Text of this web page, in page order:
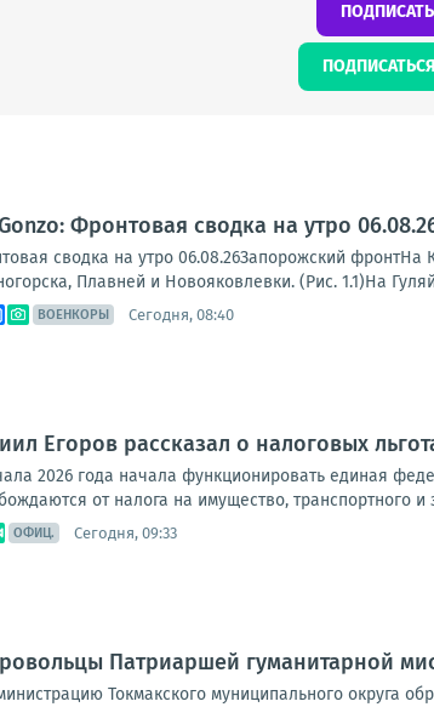
ПОДПИСАТЬСЯ
Фронтовая сводка на утро
сводка на утро 06.08.26Запорожский
Плавней и Новояковлевки. (Рис. 1.1)На
ВОЕНКОРЫ Сегодня, 08:40
Егоров рассказал о налоговых
2026 года начала функционировать единая
от налога на имущество, транспортного
ОФИЦ. Сегодня, 09:33
Патриаршей гуманитарной
Токмакского муниципального округа